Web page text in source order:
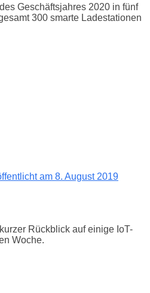
Geschäftsjahres 2020 in fünf
300 smarte Ladestationen
am 8. August 2019
Rückblick auf einige IoT-
Woche.